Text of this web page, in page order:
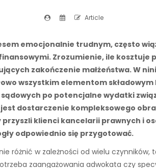
Article
emocjonalnie trudnym, często
Zrozumienie, ile kosztuje
zakończenie małżeństwa. W
wszystkim elementom
po potencjalne wydatki
dostarczenie kompleksowego
klienci kancelarii prawnych i
odpowiednio się przygotować.
różnić w zależności od wielu czynników,
zaangażowania adwokata czy